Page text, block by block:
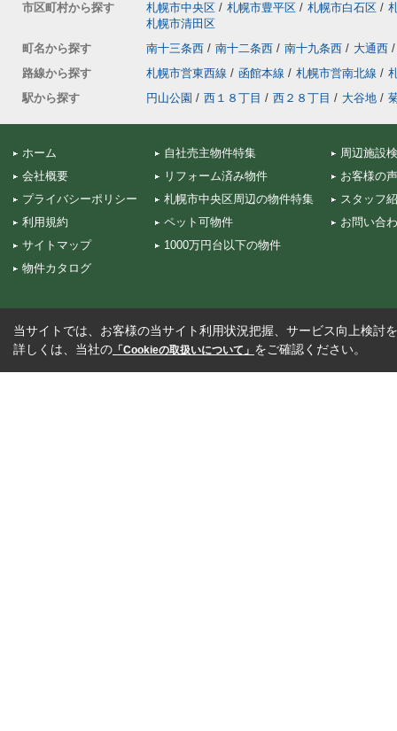
市区町村から探す 札幌市中央区 / 札幌市豊平区 / 札幌市白石区 /
札幌市清田区
町名から探す
南十三条西 / 南十二条西 / 南十九条西 / 大通西 /
路線から探す
札幌市営東西線 / 函館本線 / 札幌市営南北線 /
駅から探す
円山公園 / 西１８丁目 / 西２８丁目 / 大谷地 /
ホーム
会社概要
プライバシーポリシー
利用規約
サイトマップ
物件カタログ
自社売主物件特集
リフォーム済み物件
札幌市中央区周辺の物件特集
ペット可物件
1000万円台以下の物件
周辺施設
お客様の声
スタッフ
お問い合
当サイトでは、お客様の当サイト利用状況把握、サービス向上検討
詳しくは、当社の 「Cookieの取扱いについて」 をご確認ください。